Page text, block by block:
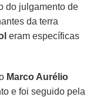
do julgamento de
da terra
eram específicas
Marco Aurélio
e foi seguido pela